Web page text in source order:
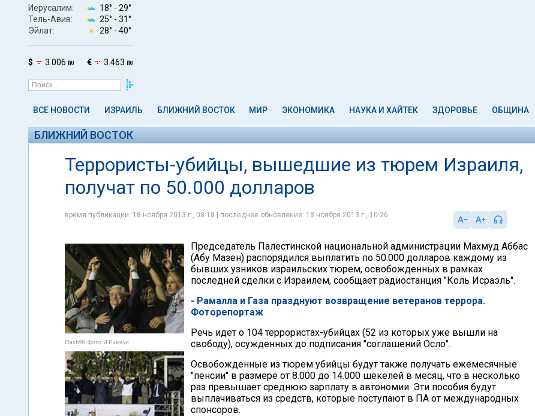
Иерусалим: 18° - 29°
Тель-Авив:
25° - 31°
Эйлат:
28° - 40°
$ 3.006 ₪ € 3.463 ₪
ВСЕ НОВОСТИ ИЗРАИЛЬ БЛИЖНИЙ ВОСТОК МИР ЭКОНОМИКА НАУКА И ХАЙТЕК ЗДОРОВЬЕ ОБЩИНА
БЛИЖНИЙ ВОСТОК
Террористы-убийцы, вышедшие из тюрем Израиля,
получат по 50.000 долларов
время публикации: 18 ноября 2013 г., 08:18 | последнее обновление: 18 ноября 2013 г., 10:26
Flash90. Фото: И.Римауи
Председатель Палестинской национальной администрации Махмуд Аббас
(Абу Мазен) распорядился выплатить по 50.000 долларов каждому из
бывших узников израильских тюрем, освобожденных в рамках
последней сделки с Израилем, сообщает радиостанция "Коль Исраэль".
- Рамалла и Газа празднуют возвращение ветеранов террора.
Фоторепортаж
Речь идет о 104 террористах-убийцах (52 из которых уже вышли на
свободу), осужденных до подписания "соглашений Осло".
Освобожденные из тюрем убийцы будут также получать ежемесячные
"пенсии" в размере от 8.000 до 14.000 шекелей в месяц, что в несколько
раз превышает среднюю зарплату в автономии. Эти пособия будут
выплачиваться из средств, которые поступают в ПА от международных
спонсоров.